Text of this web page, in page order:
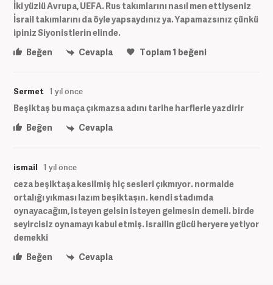
İki yüzlü Avrupa, UEFA. Rus takımlarını nasıl men ettiyseniz
İsrail takımlarını da öyle yapsaydınız ya. Yapamazsınız çünkü
ipiniz Siyonistlerin elinde.
Beğen
Cevapla Toplam1 beğeni
Sermet 1 yıl önce
Beşiktaş bu maça çıkmazsa adını tarihe harflerle yazdirir
Beğen
Cevapla
ismail 1 yıl önce
ceza beşiktaşa kesilmiş hiç sesleri çıkmıyor. normalde
ortalığı yıkması lazım beşiktaşın. kendi stadımda
oynayacağım, isteyen gelsin isteyen gelmesin demeli. birde
seyircisiz oynamayı kabul etmiş. israilin gücü heryere yetiyor
demekki
Beğen
Cevapla